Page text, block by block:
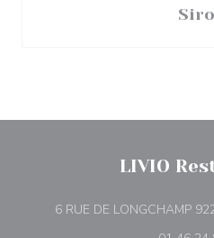
LIVIO
6 RUE DE LONGCHAMP